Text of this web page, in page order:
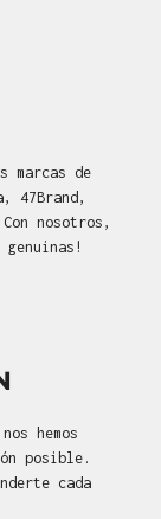
marcas de
47Brand,
nosotros,
genuinas!
hemos
posible.
cada